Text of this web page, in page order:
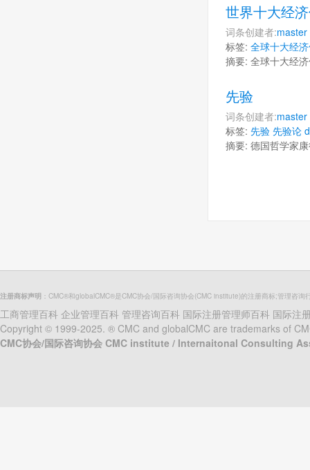
世界十大经
词条创建者:master
标签: 全球十大经
摘要: 全球十大经
先验
词条创建者:master
标签: 先验 先验论
摘要: 德国哲学家
注册商标声明 ：CMC®和globalCMC®是CMC协会/国际咨询协会(CMC institute)的注册商标;管理咨询行业公众普
工商管理百科 企业管理百科 管理咨询百科 国际注册管理师百科 国际注
Copyright © 1999-2025. ® CMC and globalCMC are trademarks of
CMC协会/国际咨询协会 CMC institute / Internaitonal Consulting